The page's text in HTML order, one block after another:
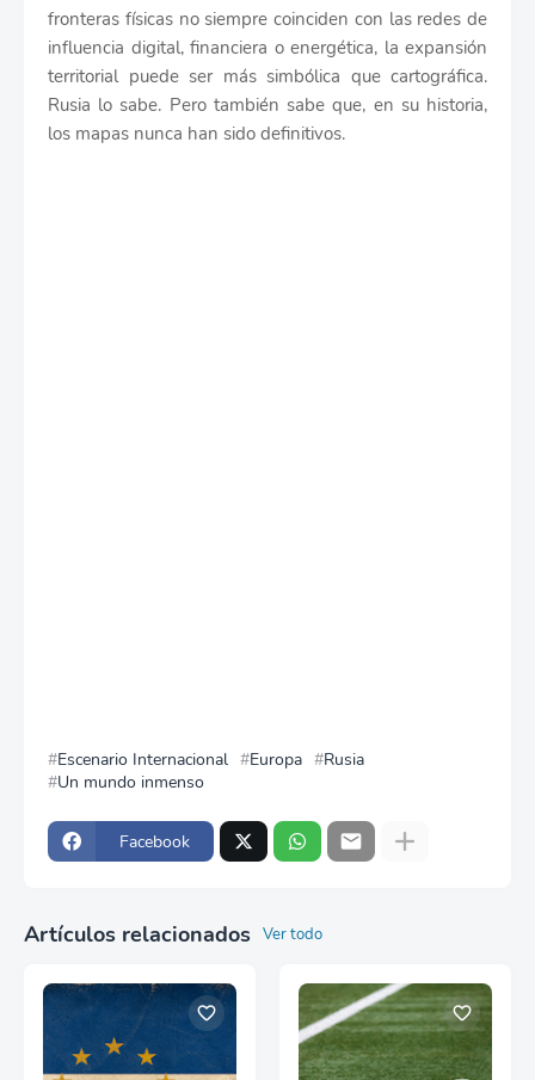
fronteras físicas no siempre coinciden con las redes de
influencia digital, financiera o energética, la expansión
territorial puede ser más simbólica que cartográfica.
Rusia lo sabe. Pero también sabe que, en su historia,
los mapas nunca han sido definitivos.
Escenario Internacional Europa
Rusia
Un mundo inmenso
Facebook
Artículos relacionados Ver todo